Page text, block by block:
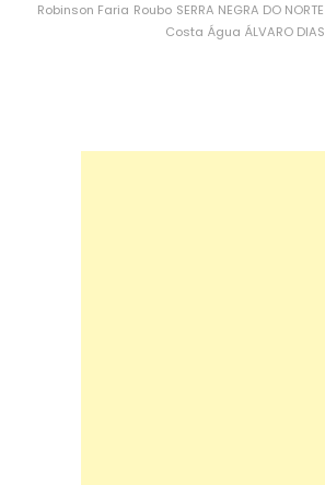
Robinson Faria Roubo SERRA NEGRA DO NORTE
Costa Água ÁLVARO DIAS